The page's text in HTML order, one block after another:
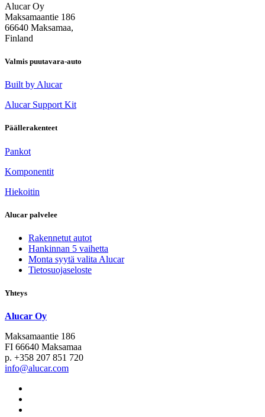
Alucar Oy
Maksamaantie 186
66640 Maksamaa,
Finland
Valmis puutavara-auto
Built by Alucar
Alucar Support Kit
Päällerakenteet
Pankot
Komponentit
Hiekoitin
Alucar palvelee
Rakennetut autot
Hankinnan 5 vaihetta
Monta syytä valita Alucar
Tietosuojaseloste
Yhteys
Alucar Oy
Maksamaantie 186
FI 66640 Maksamaa
p. +358 207 851 720
info@alucar.com